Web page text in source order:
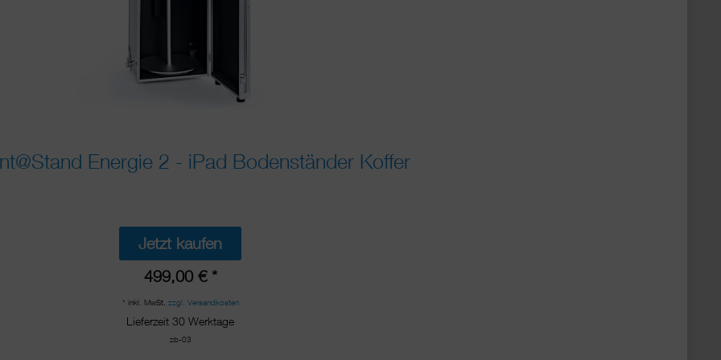
Energie 2 - iPad Bodenständer Koffer
Jetzt kaufen
499,00 € *
* inkl. MwSt. zzgl. Versandkosten
Lieferzeit 30 Werktage
zb-03